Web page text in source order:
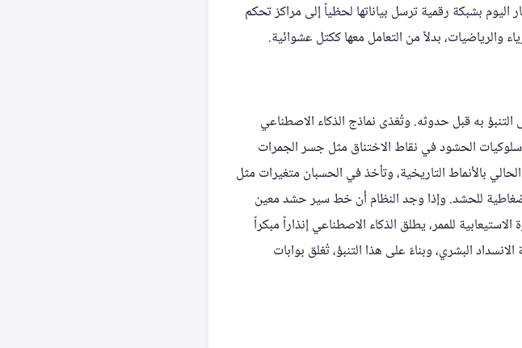
بشبكة رقمية ترسل بياناتها لحظياً إلى مراكز تحكم
والرياضيات، بدلاً من التعامل معها ككتل عشوائية.
به قبل حدوثه. وتُغذى نماذج الذكاء الاصطناعي
الحشود في نقاط الاختناق مثل جسر الجمرات
بالأنماط التاريخية، وتأخذ في الحسبان متغيرات مثل
للحشد. وإذا وجد النظام أن خط سير حشد معين
للممر، يطلق الذكاء الاصطناعي إنذاراً مبكراً
البشري، وبناءً على هذا التنبؤ، تُغلق بوابات